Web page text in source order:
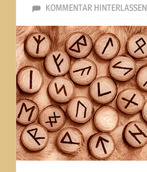
19. DEZEMBER 2013
MARTINA BERG
KOMMENTAR HINTERLASSEN